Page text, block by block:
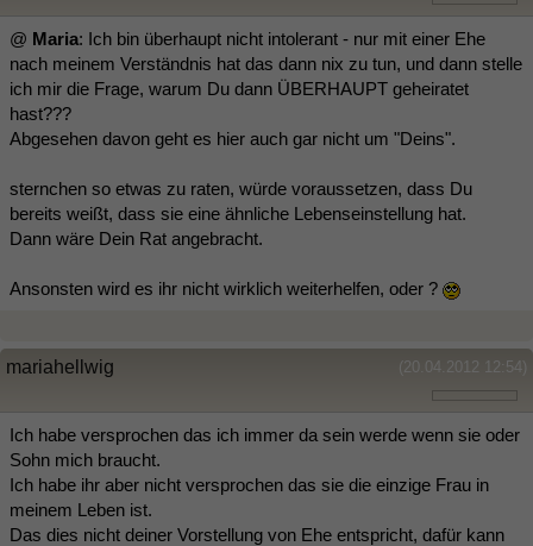
@ Maria: Ich bin überhaupt nicht intolerant - nur mit einer Ehe
nach meinem Verständnis hat das dann nix zu tun, und dann stelle
ich mir die Frage, warum Du dann ÜBERHAUPT geheiratet
hast???
Abgesehen davon geht es hier auch gar nicht um "Deins".
sternchen so etwas zu raten, würde voraussetzen, dass Du
bereits weißt, dass sie eine ähnliche Lebenseinstellung hat.
Dann wäre Dein Rat angebracht.
Ansonsten wird es ihr nicht wirklich weiterhelfen, oder ?
(20.04.2012 12:54)
mariahellwig
Ich habe versprochen das ich immer da sein werde wenn sie oder
Sohn mich braucht.
Ich habe ihr aber nicht versprochen das sie die einzige Frau in
meinem Leben ist.
Das dies nicht deiner Vorstellung von Ehe entspricht, dafür kann